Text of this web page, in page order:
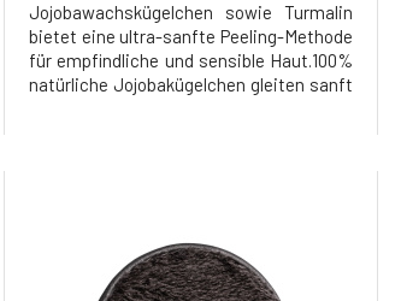
Jojobawachskügelchen sowie Turmalin
bietet eine ultra-sanfte Peeling-Methode
für empfindliche und sensible Haut.100%
natürliche Jojobakügelchen gleiten sanft